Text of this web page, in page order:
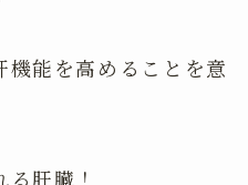
機能を高めることを意
肝臓！